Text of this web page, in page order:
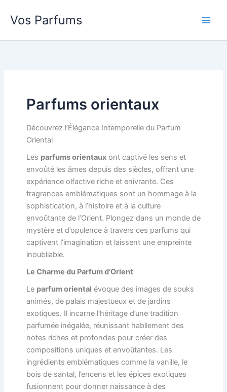
Vos Parfums
Parfums orientaux
Découvrez l’Élégance Intemporelle du Parfum
Oriental
Les parfums orientauxont captivé les sens et
envoûté les âmes depuis des siècles, offrant une
expérience olfactive riche et enivrante. Ces
fragrances emblématiques sont un hommage à la
sophistication, à l’histoire et à la culture
envoûtante de l’Orient. Plongez dans un monde de
mystère et d’opulence à travers ces parfums qui
captivent l’imagination et laissent une empreinte
inoubliable.
Le Charme du Parfum d’Orient
Le parfum oriental évoque des images de souks
animés, de palais majestueux et de jardins
exotiques. Il incarne l’héritage d’une tradition
parfumée inégalée, réunissant habilement des
notes riches et profondes pour créer des
compositions uniques et envoûtantes. Les
ingrédients emblématiques comme la vanille, le
bois de santal, l’encens et les épices exotiques
fusionnent pour donner naissance à des